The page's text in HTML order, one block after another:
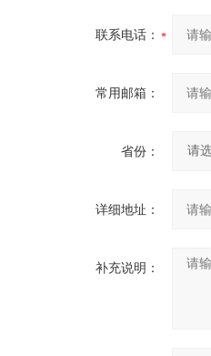
联系电话：
常用邮箱：
省份：
详细地址：
补充说明：